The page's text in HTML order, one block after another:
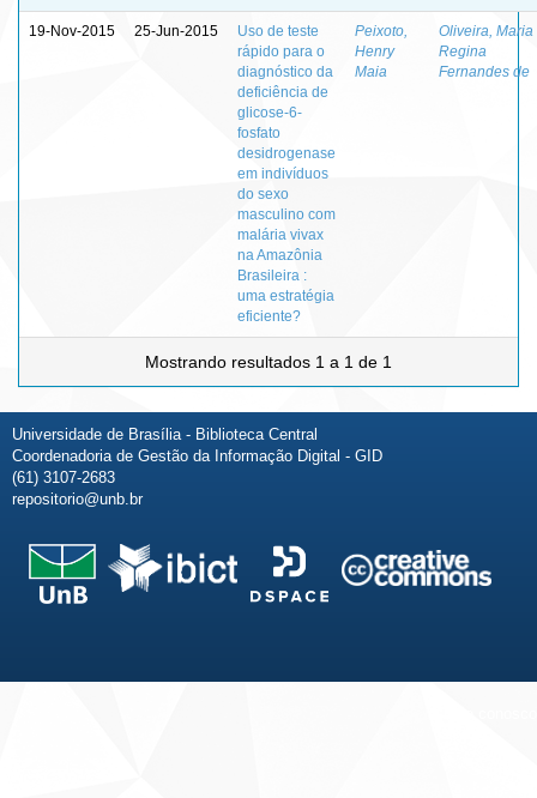
19-Nov-2015 25-Jun-2015
Uso de teste
rápido para o
diagnóstico da
deficiência de
glicose-6-
fosfato
desidrogenase
em indivíduos
do sexo
masculino com
malária vivax
na Amazônia
Brasileira :
uma estratégia
eficiente?
Peixoto,
Henry
Maia
Oliveira, Maria
Regina
Fernandes de
Mostrando resultados 1 a 1 de 1
Universidade de Brasília - Biblioteca Central
Coordenadoria de Gestão da Informação Digital - GID
(61) 3107-2683
repositorio@unb.br